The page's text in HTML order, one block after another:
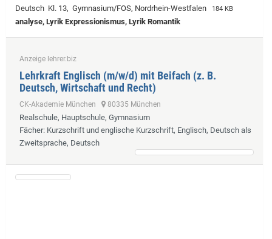
Deutsch Kl. 13, Gymnasium/FOS, Nordrhein-Westfalen 184 KB
analyse, Lyrik Expressionismus, Lyrik Romantik
Anzeige lehrer.biz
Lehrkraft Englisch (m/w/d) mit Beifach (z. B.
Deutsch, Wirtschaft und Recht)
CK-Akademie München 80335 München
Realschule, Hauptschule, Gymnasium
Fächer: Kurzschrift und englische Kurzschrift, Englisch, Deutsch als
Zweitsprache, Deutsch